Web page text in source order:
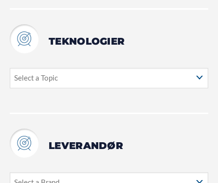
TEKNOLOGIER
LEVERANDØR